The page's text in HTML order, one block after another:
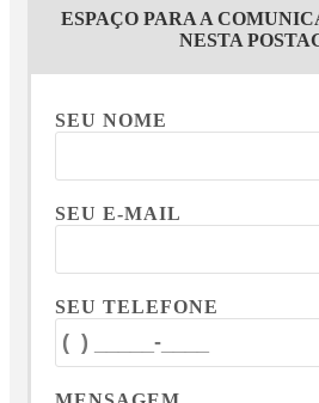
ESPAÇO PARA A
NESTA
SEU NOME
SEU E-MAIL
SEU TELEFONE